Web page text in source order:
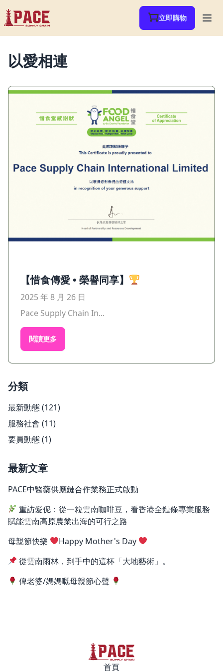
立即購物
以愛相連
【惜食傳愛 • 榮譽同享】
2025 年 8 月 26 日
Pace Supply Chain In...
閱讀更多
分類
最新動態(121)
服務社會 (11)
要員動態(1)
最新文章
PACE中醫藥供應鏈合作業務正式啟動
重訪愛伲：從一粒雲南咖啡豆，看香港全鏈條專業服務
賦能雲南高原農業出海的可行之路
母親節快樂
Happy Mother's Day
從雲南雨林，到手中的這杯「大地藝術」。
俾老婆/媽媽嘅母親節心聲
首頁